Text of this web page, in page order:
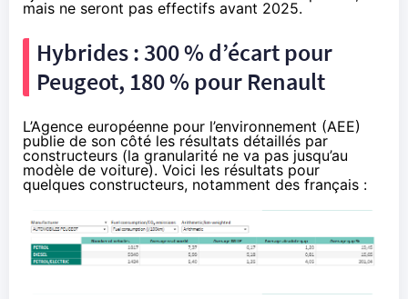
mais ne seront pas effectifs avant 2025.
Hybrides : 300 % d’écart pour
Peugeot, 180 % pour Renault
L’Agence européenne pour l’environnement (AEE)
publie de son côté les résultats détaillés par
constructeurs (la granularité ne va pas jusqu’au
modèle de voiture). Voici les résultats pour
quelques constructeurs, notamment des français :